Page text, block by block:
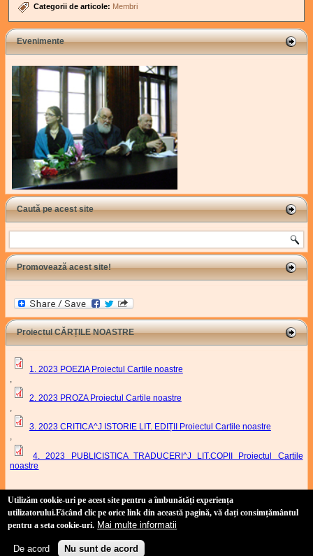
Categorii de articole: Membri
Evenimente
Caută pe acest site
Search
Promovează acest site!
Proiectul CĂRȚILE NOASTRE
1. 2023 POEZIA Proiectul Cartile noastre
2. 2023 PROZA Proiectul Cartile noastre
,
3. 2023 CRITICA^J ISTORIE LIT. EDIȚII Proiectul Cartile noastre
,
4. 2023 PUBLICISTICA TRADUCERI^J LIT.COPII Proiectul Cartile
noastre
Proiect Cartile Noastre
Site realizat de:Duşan Baiski(link is external)
(tehnic) și
Politică de confidențialitate
Utilizăm cookie-uri pe acest site pentru a îmbunătăți experiența
utilizatorului.Făcând clic pe orice link din această pagină, vă dați consimțământul
pentru a seta cookie-uri. Mai multe informatii
De acord Nu sunt de acord